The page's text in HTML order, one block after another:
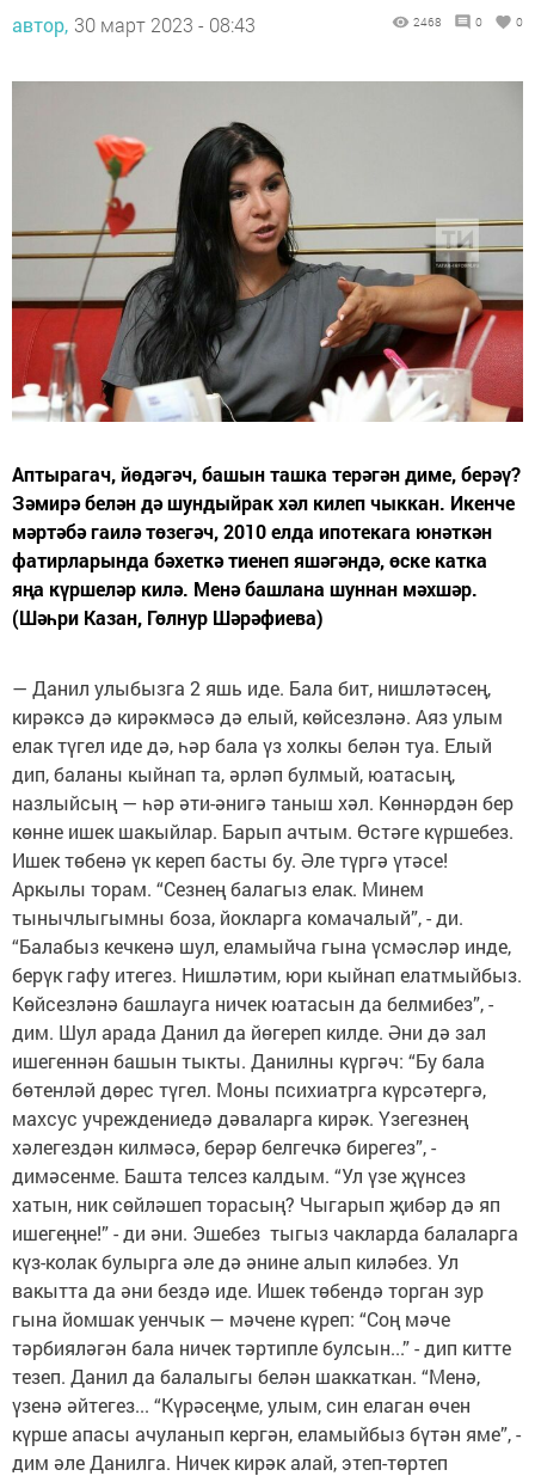
автор, 30 март 2023 - 08:43 2468 0 0
Аптырагач, йөдәгәч, башын ташка терәгән диме, берәү?
Зәмирә белән дә шундыйрак хәл килеп чыккан. Икенче
мәртәбә гаилә төзегәч, 2010 елда ипотекага юнәткән
фатирларында бәхеткә тиенеп яшәгәндә, өске катка
яңа күршеләр килә. Менә башлана шуннан мәхшәр.
(Шәһри Казан, Гөлнур Шәрәфиева)
— Данил улыбызга 2 яшь иде. Бала бит, нишләтәсең,
кирәксә дә кирәкмәсә дә елый, көйсезләнә. Аяз улым
елак түгел иде дә, һәр бала үз холкы белән туа. Елый
дип, баланы кыйнап та, әрләп булмый, юатасың,
назлыйсың — һәр әти-әнигә таныш хәл. Көннәрдән бер
көнне ишек шакыйлар. Барып ачтым. Өстәге күршебез.
Ишек төбенә үк кереп басты бу. Әле түргә үтәсе!
Аркылы торам. “Сезнең балагыз елак. Минем
тынычлыгымны боза, йокларга комачалый”, - ди.
“Балабыз кечкенә шул, еламыйча гына үсмәсләр инде,
берүк гафу итегез. Нишләтим, юри кыйнап елатмыйбыз.
Көйсезләнә башлауга ничек юатасын да белмибез”, -
дим. Шул арада Данил да йөгереп килде. Әни дә зал
ишегеннән башын тыкты. Данилны күргәч: “Бу бала
бөтенләй дөрес түгел. Моны психиатрга күрсәтергә,
махсус учреждениедә дәваларга кирәк. Үзегезнең
хәлегездән килмәсә, берәр белгечкә бирегез”, -
димәсенме. Башта телсез калдым. “Ул үзе җүнсез
хатын, ник сөйләшеп торасың? Чыгарып җибәр дә яп
ишегеңне!” - ди әни. Эшебез тыгыз чакларда балаларга
күз-колак булырга әле дә әнине алып киләбез. Ул
вакытта да әни бездә иде. Ишек төбендә торган зур
гына йомшак уенчык — мәчене күреп: “Соң мәче
тәрбияләгән бала ничек тәртипле булсын...” - дип китте
тезеп. Данил да балалыгы белән шаккаткан. “Менә,
үзенә әйтегез... “Күрәсеңме, улым, син елаган өчен
күрше апасы ачуланып кергән, еламыйбыз бүтән яме”, -
дим әле Данилга. Ничек кирәк алай, этеп-төртеп